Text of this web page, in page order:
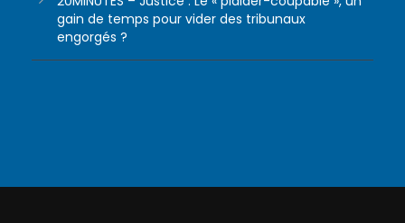
gain de temps pour vider des tribunaux
engorgés ?